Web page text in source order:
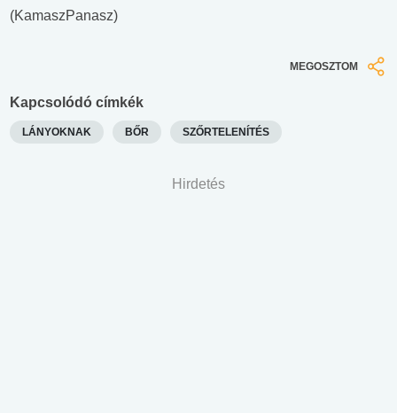
(KamaszPanasz)
MEGOSZTOM
Kapcsolódó címkék
LÁNYOKNAK BŐR SZŐRTELENÍTÉS
Hirdetés